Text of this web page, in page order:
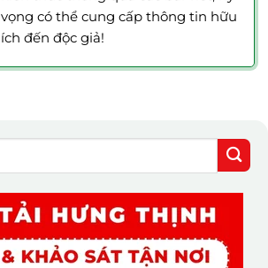
vọng có thể cung cấp thông tin hữu
ích đến độc giả!